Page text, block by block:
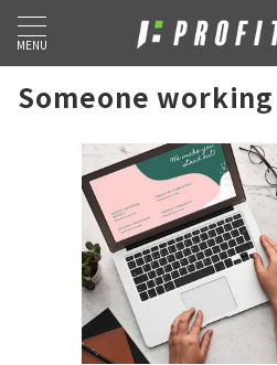
MENU
Someone